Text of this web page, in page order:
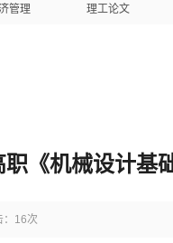
管理 理工论文
职《机械设计基
：16次